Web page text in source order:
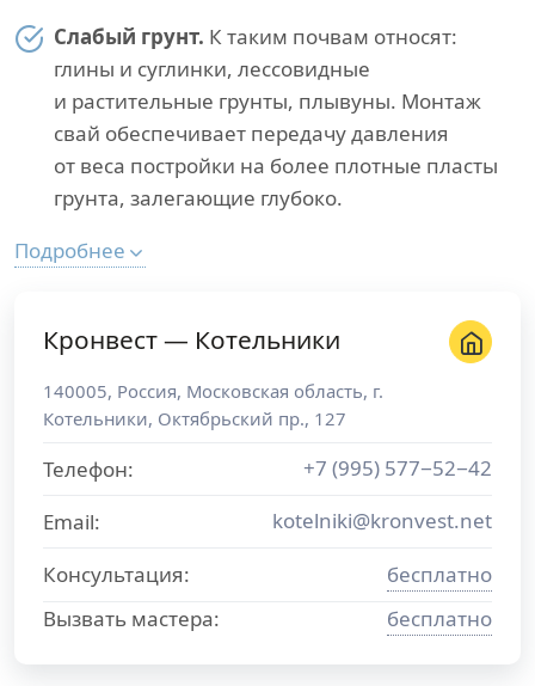
Слабый грунт. К таким почвам относят:
глины и суглинки, лессовидные
и растительные грунты, плывуны. Монтаж
свай обеспечивает передачу давления
от веса постройки на более плотные пласты
грунта, залегающие глубоко.
Подробнее
Кронвест — Котельники
140005, Россия, Московская область, г.
Котельники, Октябрьский пр., 127
Телефон:
+7 (995) 577−52−42
Email:
kotelniki@kronvest.net
Консультация:
бесплатно
Вызвать мастера:
бесплатно